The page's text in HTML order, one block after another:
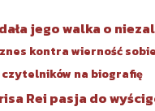
jego walka o
kontra wierność
na biografię
Rei pasja do